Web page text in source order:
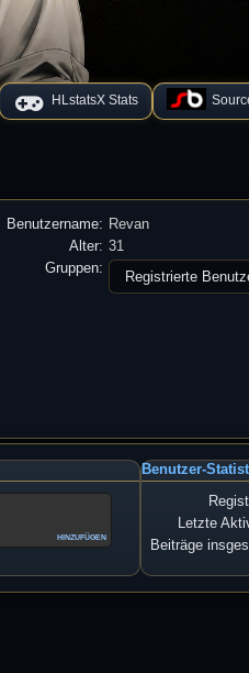
HLstatsX Stats
Benutzername: Revan
Alter: 31
Gruppen:
hinzufügen
Benutzer-
Letzte
Beiträge